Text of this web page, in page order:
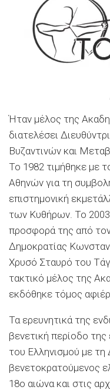
Ήταν μέλος της
διατελέσει
Βυζαντινών και
Το 1982 τιμήθηκε με
Αθηνών για τη
επιστημονική
των Κυθήρων. Το 2003
προσφορά της από
Δημοκρατίας
Χρυσό Σταυρό του
τακτικό μέλος της
εκδόθηκε τόμος
Τα ερευνητικά της
βενετική περίοδο της
του Ελληνισμού με
βενετοκρατούμενος
18ο αιώνα και στις